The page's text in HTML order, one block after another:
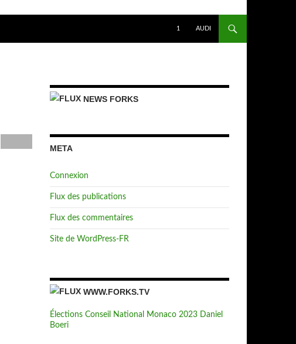
1 AUDI
NEWS FORKS
META
Connexion
Flux des publications
Flux des commentaires
Site de WordPress-FR
WWW.FORKS.TV
Élections Conseil National Monaco 2023 Daniel
Boeri